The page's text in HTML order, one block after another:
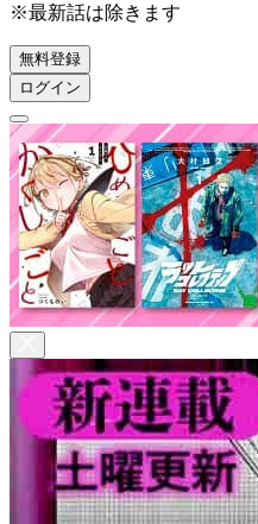
※最新話は除きます
無料登録
ログイン